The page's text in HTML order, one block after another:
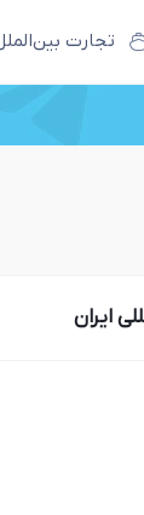
تجارت
ایران